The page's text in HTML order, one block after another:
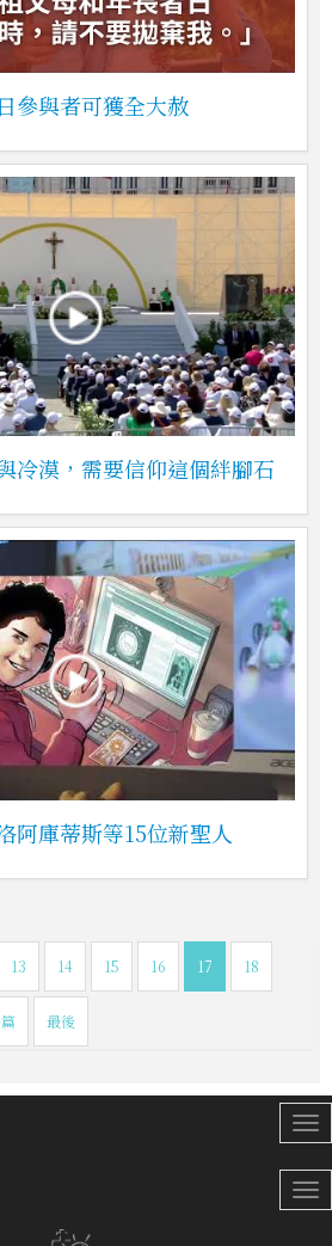
參與者可獲全大赦
冷漠，需要信仰這個絆腳石
阿庫蒂斯等15位新聖人
13 14 15 16 17 18
最後